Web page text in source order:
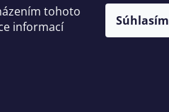
tohoto
informací
Súhlasím